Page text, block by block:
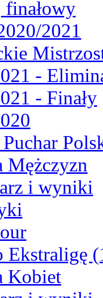
2021
-
- Finały
Puchar
Mężczyzn
i wyniki
Ekstraligę
Kobiet